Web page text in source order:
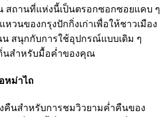
สถานที่แห่งนี้เป็นตรอกซอกซอยแคบ ๆ
วนของกรุงปักกิ่งเก่าเพื่อให้ชาวเมือง
สนุกกับการใช้อุปกรณ์แบบเดิม ๆ
นสำหรับมื้อค่ำของคุณ
หม่าไถ
คืนสำหรับการชมวิวยามค่ำคืนของ